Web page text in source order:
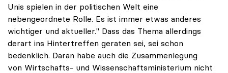
Unis spielen in der politischen Welt eine
nebengeordnete Rolle. Es ist immer etwas anderes
wichtiger und aktueller." Dass das Thema allerdings
derart ins Hintertreffen geraten sei, sei schon
bedenklich. Daran habe auch die Zusammenlegung
von Wirtschafts- und Wissenschaftsministerium nicht